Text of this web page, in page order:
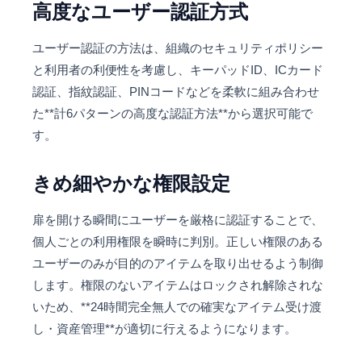
高度なユーザー認証方式
ユーザー認証の方法は、組織のセキュリティポリシー
と利用者の利便性を考慮し、キーパッドID、ICカード
認証、指紋認証、PINコードなどを柔軟に組み合わせ
た**計6パターンの高度な認証方法**から選択可能で
す。
きめ細やかな権限設定
扉を開ける瞬間にユーザーを厳格に認証することで、
個人ごとの利用権限を瞬時に判別。正しい権限のある
ユーザーのみが目的のアイテムを取り出せるよう制御
します。権限のないアイテムはロックされ解除されな
いため、**24時間完全無人での確実なアイテム受け渡
し・資産管理**が適切に行えるようになります。